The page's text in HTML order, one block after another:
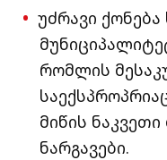
უძრავი
რომლის
მიწის
ნარგავები.